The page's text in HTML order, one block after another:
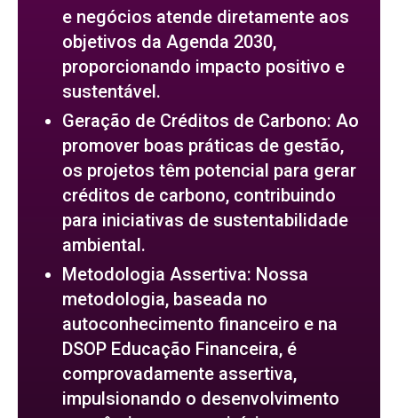
e negócios atende diretamente aos
objetivos da Agenda 2030,
proporcionando impacto positivo e
sustentável.
Geração de Créditos de Carbono: Ao
promover boas práticas de gestão,
os projetos têm potencial para gerar
créditos de carbono, contribuindo
para iniciativas de sustentabilidade
ambiental.
Metodologia Assertiva: Nossa
metodologia, baseada no
autoconhecimento financeiro e na
DSOP Educação Financeira, é
comprovadamente assertiva,
impulsionando o desenvolvimento